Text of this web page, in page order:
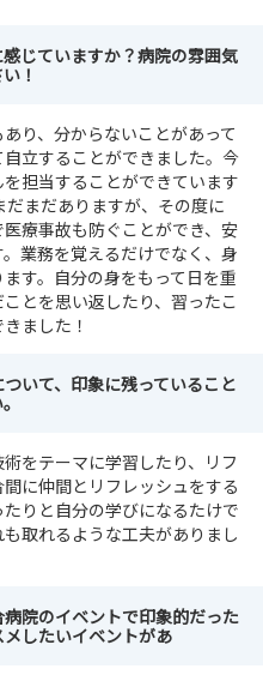
じていますか？病院の雰囲気
！
り、分からないことがあって
立することができました。今
担当することができています
だまだありますが、その度に
療事故も防ぐことができ、安
業務を覚えるだけでなく、身
す。自分の身をもって日を重
とを思い返したり、習ったこ
ました！
いて、印象に残っていること
をテーマに学習したり、リフ
に仲間とリフレッシュをする
りと自分の学びになるたけで
取れるような工夫がありまし
院のイベントで印象的だった
したいイベントがあ